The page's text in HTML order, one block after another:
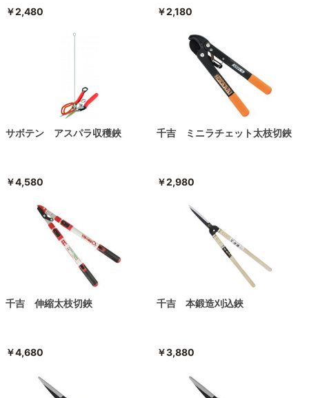
￥2,480 ￥2,180
サボテン アスパラ収穫鋏
￥4,580
千吉 ミニラチェット太枝切鋏
￥2,980
千吉 伸縮太枝切鋏
￥4,680
千吉 本鍛造刈込鋏
￥3,880